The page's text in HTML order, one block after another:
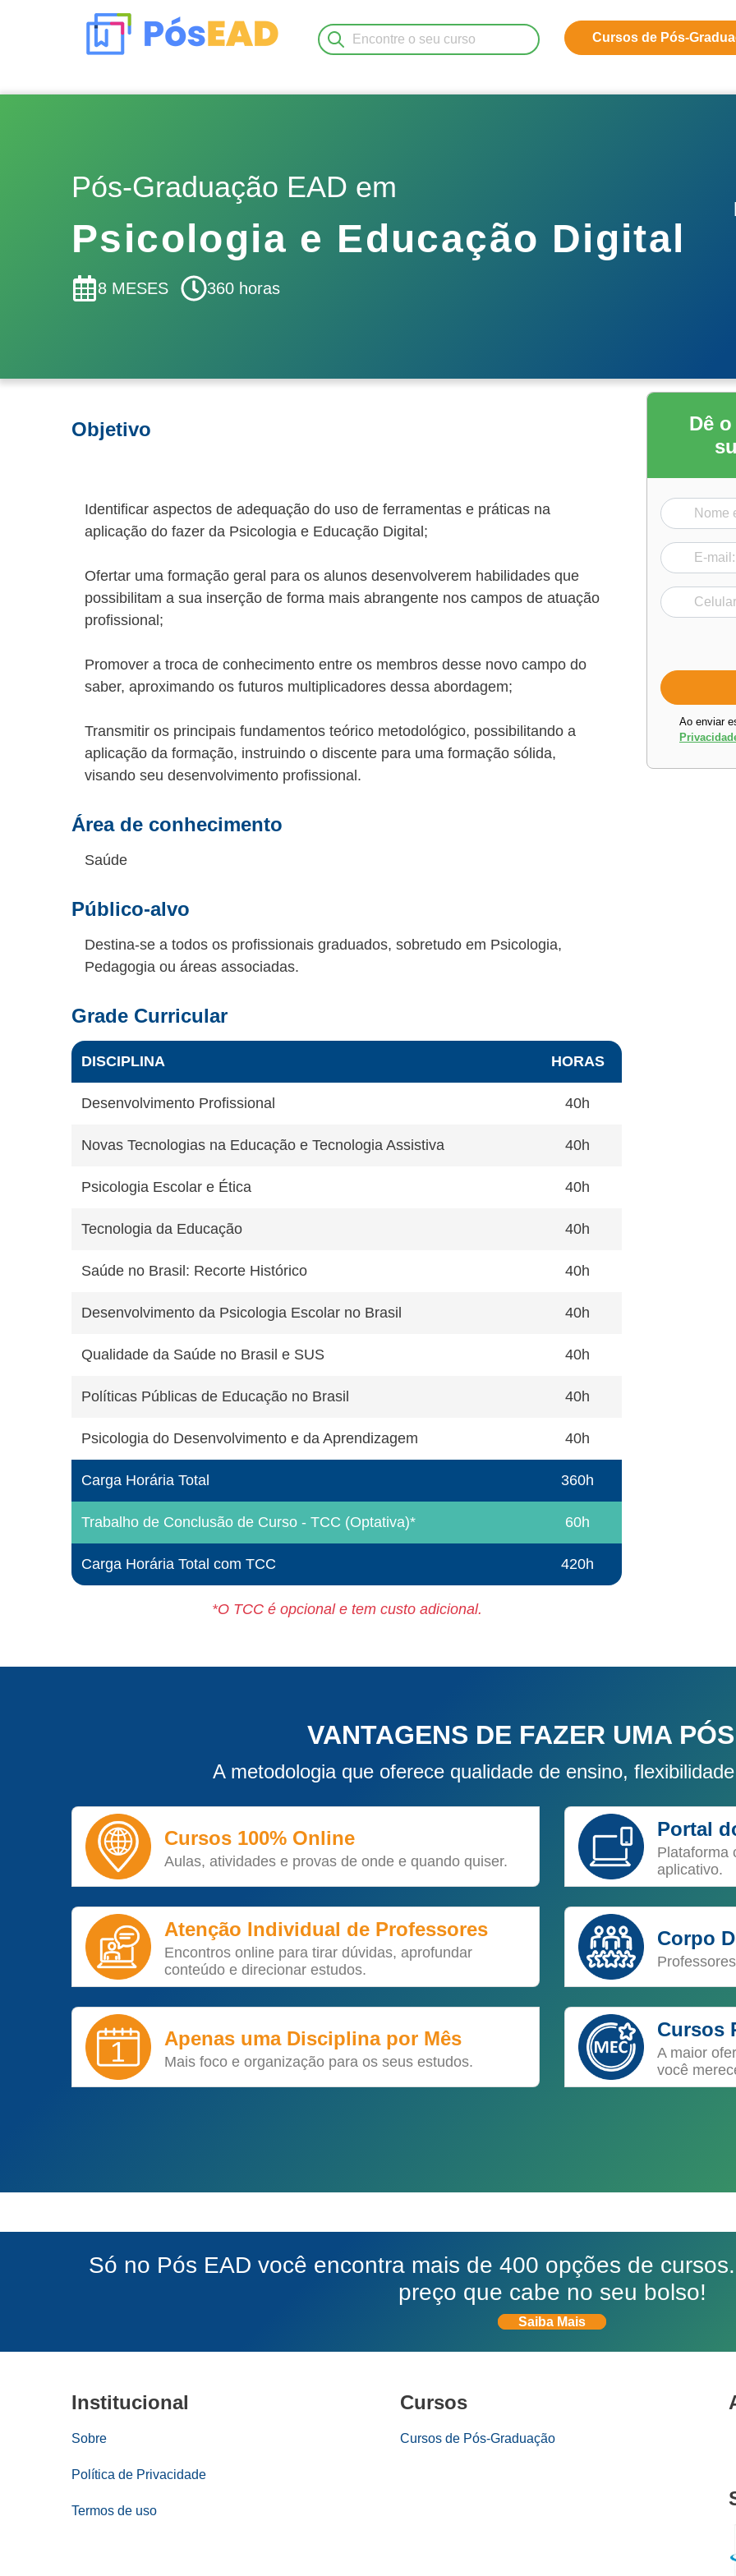
Cursos de Pós-
Pós-Graduação EAD em
Psicologia e Educação Digital
8 MESES 360 horas
Objetivo
Identificar aspectos de adequação do uso de ferramentas e práticas na
aplicação do fazer da Psicologia e Educação Digital;
Ofertar uma formação geral para os alunos desenvolverem habilidades que
possibilitam a sua inserção de forma mais abrangente nos campos de atuação
profissional;
Promover a troca de conhecimento entre os membros desse novo campo do
saber, aproximando os futuros multiplicadores dessa abordagem;
Transmitir os principais fundamentos teórico metodológico, possibilitando a
aplicação da formação, instruindo o discente para uma formação sólida,
visando seu desenvolvimento profissional.
Área de conhecimento
Saúde
Público-alvo
Destina-se a todos os profissionais graduados, sobretudo em Psicologia,
Pedagogia ou áreas associadas.
Grade Curricular
DISCIPLINA HORAS
Desenvolvimento Profissional 40h
Novas Tecnologias na Educação e Tecnologia Assistiva 40h
Psicologia Escolar e Ética 40h
Tecnologia da Educação 40h
Saúde no Brasil: Recorte Histórico 40h
Desenvolvimento da Psicologia Escolar no Brasil 40h
Qualidade da Saúde no Brasil e SUS 40h
Políticas Públicas de Educação no Brasil 40h
Psicologia do Desenvolvimento e da Aprendizagem 40h
Carga Horária Total 360h
Trabalho de Conclusão de Curso - TCC (Optativa)* 60h
Carga Horária Total com TCC 420h
*O TCC é opcional e tem custo adicional.
Dê
Ao enviar
VANTAGENS DE FAZER UMA
A metodologia que oferece qualidade de ensino,
Cursos 100% Online
Aulas, atividades e provas de onde e quando quiser.
Portal
Plataforma
aplicativo.
Atenção Individual de Professores
Encontros online para tirar dúvidas, aprofundar
conteúdo e direcionar estudos.
Corpo
Apenas uma Disciplina por Mês
Mais foco e organização para os seus estudos.
Cursos
A maior
você
Só no Pós EAD você encontra mais de 400 opções de
preço que cabe no seu bolso!
Saiba Mais
Institucional
Sobre
Política de Privacidade
Termos de uso
Cursos
Cursos de Pós-Graduação